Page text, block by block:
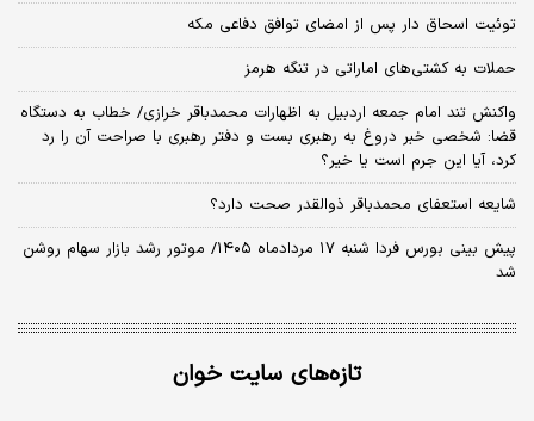
توئیت اسحاق دار پس از امضای توافق دفاعی مکه
حملات به کشتی‌های اماراتی در تنگه هرمز
واکنش تند امام جمعه اردبیل به اظهارات محمدباقر خرازی/ خطاب به دستگاه
قضا: شخصی خبر دروغ به رهبری بست و دفتر رهبری با صراحت آن را رد
کرد، آیا این جرم است یا خیر؟
شایعه استعفای محمدباقر ذوالقدر صحت دارد؟
پیش بینی بورس فردا شنبه ۱۷ مردادماه ۱۴۰۵/ موتور رشد بازار سهام روشن
شد
تازه‌های سایت خوان